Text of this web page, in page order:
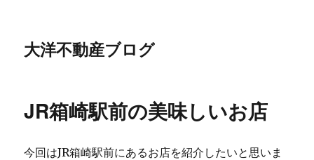
大洋不動産ブログ
JR箱崎駅前の美味しいお店
今回はJR箱崎駅前にあるお店を紹介したいと思いま